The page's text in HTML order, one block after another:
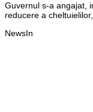
Guvernul s-a angajat,
reducere a
NewsIn